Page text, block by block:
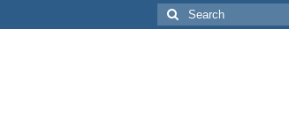
Search
for: